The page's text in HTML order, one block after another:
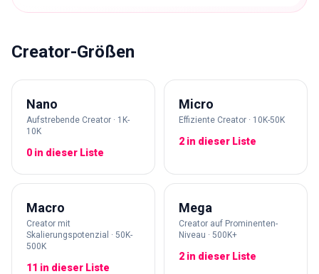
Creator-Größen
Nano
Aufstrebende Creator · 1K-
10K
0 in dieser Liste
Micro
Effiziente Creator · 10K-50K
2 in dieser Liste
Macro
Creator mit
Skalierungspotenzial · 50K-
500K
11 in dieser Liste
Mega
Creator auf Prominenten-
Niveau · 500K+
2 in dieser Liste